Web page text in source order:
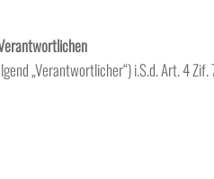
„Verantwortlicher“) i.S.d. Art. 4 Zif.